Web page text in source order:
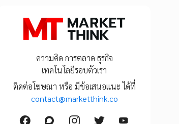
ความคิด การตลาด ธุรกิจ
เทคโนโลยีรอบตัวเรา
ติดต่อโฆษณา หรือ มีข้อเสนอแนะ ได้ที่
contact@marketthink.co